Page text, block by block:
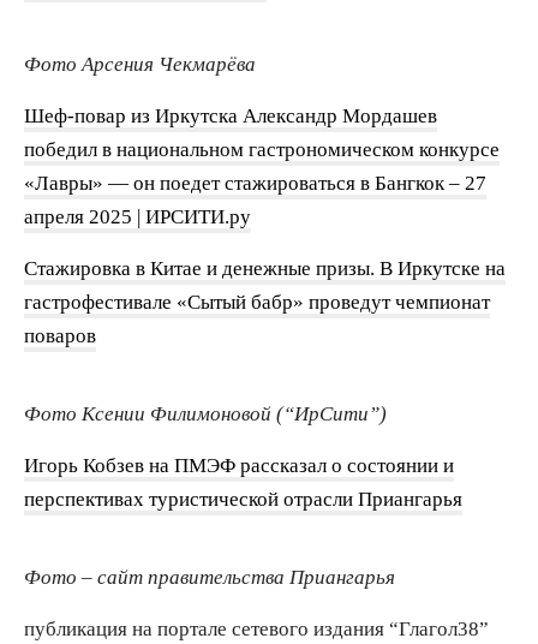
Фото Арсения Чекмарёва
Шеф-повар из Иркутска Александр Мордашев
победил в национальном гастрономическом конкурсе
«Лавры» — он поедет стажироваться в Бангкок – 27
апреля 2025 | ИРСИТИ.ру
Стажировка в Китае и денежные призы. В Иркутске на
гастрофестивале «Сытый бабр» проведут чемпионат
поваров
Фото Ксении Филимоновой (“ИрСити”)
Игорь Кобзев на ПМЭФ рассказал о состоянии и
перспективах туристической отрасли Приангарья
Фото – сайт правительства Приангарья
публикация на портале сетевого издания “Глагол38”